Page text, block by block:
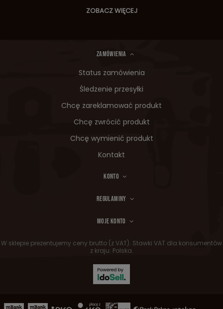
ZOBACZ WIĘCEJ
ZAMÓWIENIA
Status zamówienia
Śledzenie przesyłki
Chcę zareklamować produkt
Chcę zwrócić produkt
Chcę wymienić produkt
Kontakt
KONTO
REGULAMINY
MOJE KONTO
W sklepie prezentujemy ceny brutto (z VAT). Stawki VAT dla konsumentów
z kraju: Polska.